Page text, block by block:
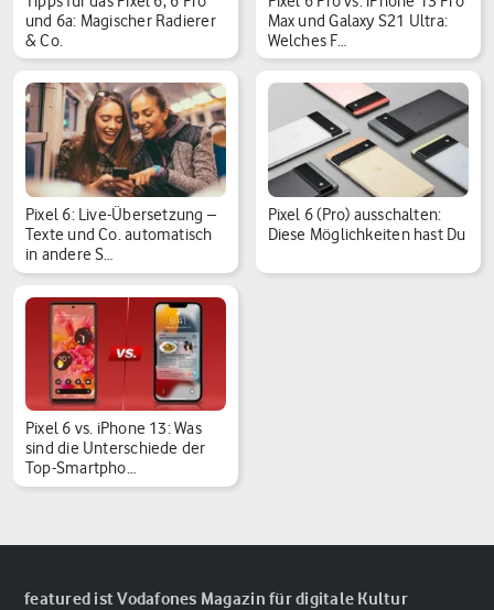
und 6a: Magischer Radierer
& Co.
Max und Galaxy S21 Ultra:
Welches F…
Pixel 6: Live-Übersetzung –
Texte und Co. automatisch
in andere S…
Pixel 6 (Pro) ausschalten:
Diese Möglichkeiten hast Du
Pixel 6 vs. iPhone 13: Was
sind die Unterschiede der
Top-Smartpho…
featured ist Vodafones Magazin für digitale Kultur